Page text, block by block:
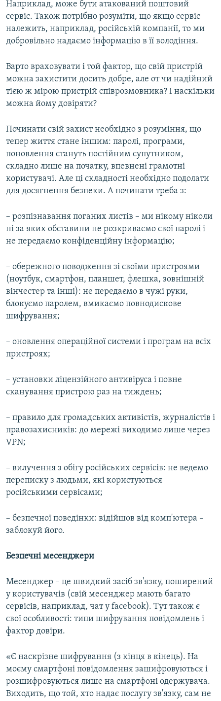
Наприклад, може бути атакований поштовий
сервіс. Також потрібно розуміти, що якщо сервіс
належить, наприклад, російській компанії, то ми
добровільно надаємо інформацію в її володіння.
Варто враховувати і той фактор, що свій пристрій
можна захистити досить добре, але от чи надійний
тією ж мірою пристрій співрозмовника? І наскільки
можна йому довіряти?
Починати свій захист необхідно з розуміння, що
тепер життя стане іншим: паролі, програми,
поновлення стануть постійним супутником,
складно лише на початку, впевнені грамотні
користувачі. Але ці складності необхідно подолати
для досягнення безпеки. А починати треба з:
– розпізнавання поганих листів – ми нікому ніколи
ні за яких обставини не розкриваємо свої паролі і
не передаємо конфіденційну інформацію;
– обережного поводження зі своїми пристроями
(ноутбук, смартфон, планшет, флешка, зовнішній
вінчестер та інші): не передаємо в чужі руки,
блокуємо паролем, вмикаємо повнодискове
шифрування;
– оновлення операційної системи і програм на всіх
пристроях;
– установки ліцензійного антивіруса і повне
сканування пристрою раз на тиждень;
– правило для громадських активістів, журналістів і
правозахисників: до мережі виходимо лише через
VPN;
– вилучення з обігу російських сервісів: не ведемо
переписку з людьми, які користуються
російськими сервісами;
– безпечної поведінки: відійшов від комп'ютера –
заблокуй його.
Безпечні месенджери
Месенджер – це швидкий засіб зв'язку, поширений
у користувачів (свій месенджер мають багато
сервісів, наприклад, чат у facebook). Тут також є
свої особливості: типи шифрування повідомлень і
фактор довіри.
«Є наскрізне шифрування (з кінця в кінець). На
моєму смартфоні повідомлення зашифровуються і
розшифровуються лише на смартфоні одержувача.
Виходить, що той, хто надає послугу зв'язку, сам не